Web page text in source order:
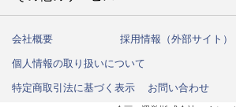
お祝い
結婚祝い
インテリア・雑貨
洗剤・アロマ
命名札
弔事用 挨拶状
ご注文方法
送料・お支払い方法
カタログギフトの納期について
法人向けサービス
ハガキ紛失の方はこちら
会社概要
採用情報（外部サイト）
個人情報の取り扱いについて
特定商取引法に基づく表示
お問い合わせ